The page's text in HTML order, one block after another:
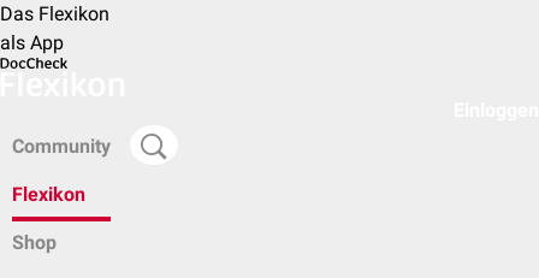
Das Flexikon
als App
Community
Flexikon
Shop